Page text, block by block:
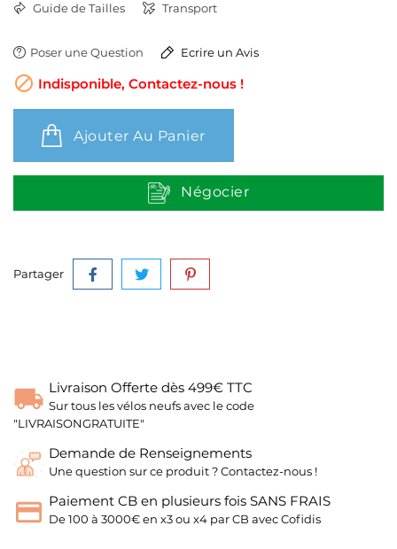
Guide de Tailles Transport
Poser une Question Ecrire un Avis
 Indisponible, Contactez-nous !
Ajouter Au Panier
Négocier
Partager
Livraison Offerte dès 499€ TTC
Sur tous les vélos neufs avec le code
"LIVRAISONGRATUITE"
Demande de Renseignements
Une question sur ce produit ? Contactez-nous !
Paiement CB en plusieurs fois SANS FRAIS
De 100 à 3000€ en x3 ou x4 par CB avec Cofidis